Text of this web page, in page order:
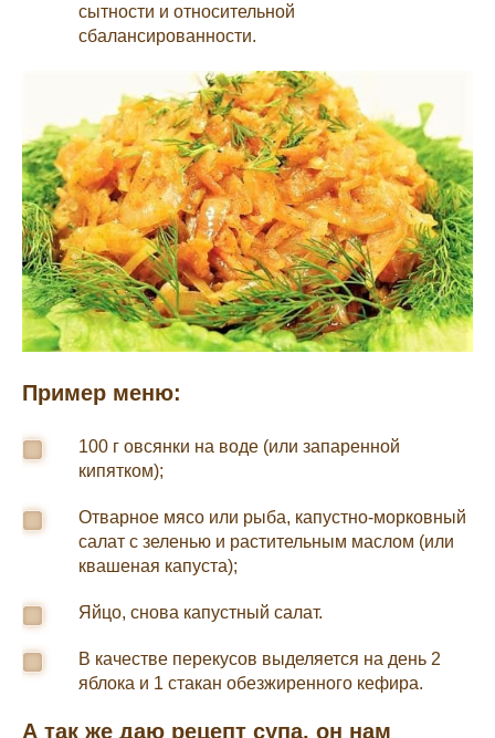
сытности и относительной
сбалансированности.
Пример меню:
100 г овсянки на воде (или запаренной
кипятком);
Отварное мясо или рыба, капустно-морковный
салат с зеленью и растительным маслом (или
квашеная капуста);
Яйцо, снова капустный салат.
В качестве перекусов выделяется на день 2
яблока и 1 стакан обезжиренного кефира.
А так же даю рецепт супа, он нам